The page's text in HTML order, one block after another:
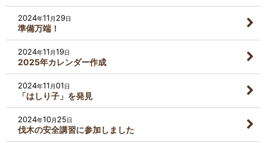
2024年11 月 29日
準備万端！
2024年11 月19日
2025年カレンダー作成
2024年11 月01日
「はしり子」を発見
2024年10月 25日
伐木の安全講習に参加しました